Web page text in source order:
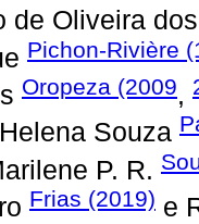
de Oliveira
Pichon-Rivière
Oropeza (2009,
Souza
P. R.
Frias (2019) e